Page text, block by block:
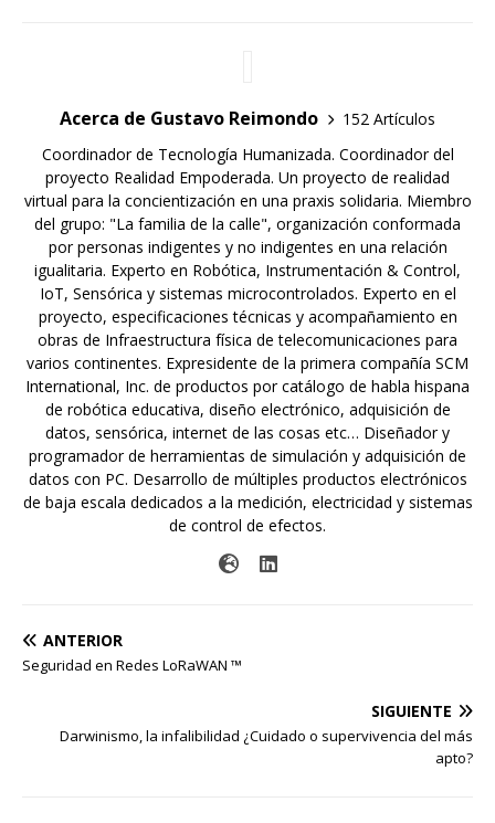
Acerca de Gustavo Reimondo
152 Artículos
Coordinador de Tecnología Humanizada. Coordinador del
proyecto Realidad Empoderada. Un proyecto de realidad
virtual para la concientización en una praxis solidaria. Miembro
del grupo: "La familia de la calle", organización conformada
por personas indigentes y no indigentes en una relación
igualitaria. Experto en Robótica, Instrumentación & Control,
IoT, Sensórica y sistemas microcontrolados. Experto en el
proyecto, especificaciones técnicas y acompañamiento en
obras de Infraestructura física de telecomunicaciones para
varios continentes. Expresidente de la primera compañía SCM
International, Inc. de productos por catálogo de habla hispana
de robótica educativa, diseño electrónico, adquisición de
datos, sensórica, internet de las cosas etc… Diseñador y
programador de herramientas de simulación y adquisición de
datos con PC. Desarrollo de múltiples productos electrónicos
de baja escala dedicados a la medición, electricidad y sistemas
de control de efectos.
ANTERIOR
Seguridad en Redes LoRaWAN ™
SIGUIENTE
Darwinismo, la infalibilidad ¿Cuidado o supervivencia del más
apto?